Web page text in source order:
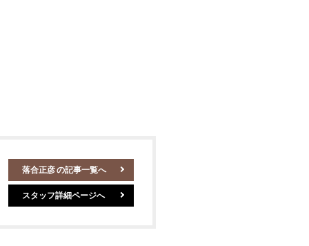
落合正彦の記事一覧へ
スタッフ詳細ページへ